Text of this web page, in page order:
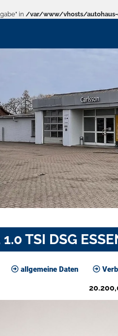
in /var/www/vhosts/autohaus-
TSI DSG
allgemeine Daten